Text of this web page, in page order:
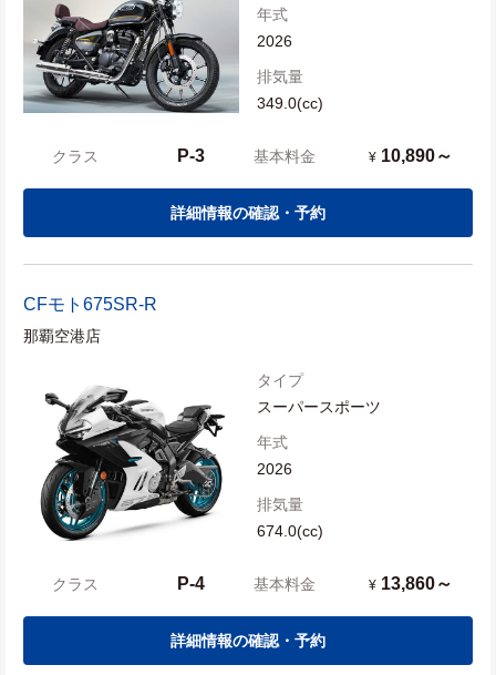
年式
2026
排気量
349.0(cc)
クラス P-3 基本料金 ¥ 10,890～
詳細情報の確認・予約
CFモト 675SR-R
那覇空港店
タイプ
スーパースポーツ
年式
2026
排気量
674.0(cc)
クラス P-4 基本料金 ¥ 13,860～
詳細情報の確認・予約